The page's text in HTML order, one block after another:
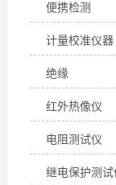
便携检测
计量校准仪器
绝缘
红外热像仪
电阻测试仪
继电保护测试